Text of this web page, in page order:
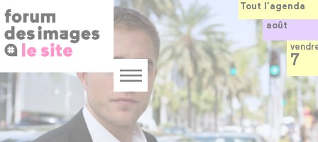
Panneau de gestion des cookies
au
contenu
principal
Menu
Tout l’agenda
août
7